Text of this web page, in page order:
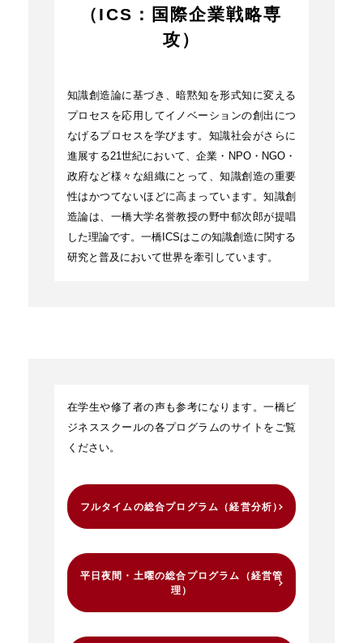
（ICS：国際企業戦略専
攻）
知識創造論に基づき、暗黙知を形式知に変える
プロセスを応用してイノベーションの創出につ
なげるプロセスを学びます。知識社会がさらに
進展する21世紀において、企業・NPO・NGO・
政府など様々な組織にとって、知識創造の重要
性はかつてないほどに高まっています。知識創
造論は、一橋大学名誉教授の野中郁次郎が提唱
した理論です。一橋ICSはこの知識創造に関する
研究と普及において世界を牽引しています。
在学生や修了者の声も参考になります。一橋ビ
ジネススクールの各プログラムのサイトをご覧
ください。
フルタイムの総合プログラム（経営分析）
平日夜間・土曜の総合プログラム（経営管
理）